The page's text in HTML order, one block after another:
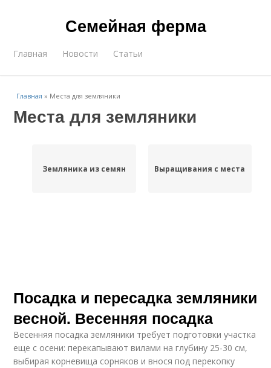
Семейная ферма
Главная Новости Статьи
Главная » Места для земляники
Места для земляники
Земляника из семян Выращивания с места
Посадка и пересадка земляники
весной. Весенняя посадка
Весенняя посадка земляники требует подготовки участка
еще с осени: перекапывают вилами на глубину 25-30 см,
выбирая корневища сорняков и внося под перекопку